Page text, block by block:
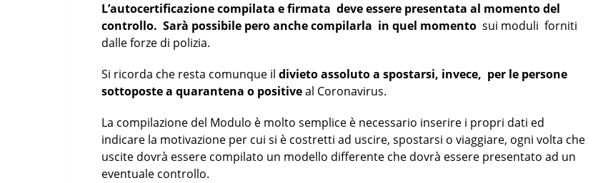
L’autocertificazione compilata e firmata deve essere presentata al momento del
controllo. Sarà possibile pero anche compilarla in quel momento sui moduli forniti
dalle forze di polizia.
Si ricorda che resta comunque il divieto assoluto a spostarsi, invece, per le persone
sottoposte a quarantena o positiveal Coronavirus.
La compilazione del Modulo è molto semplice è necessario inserire i propri dati ed
indicare la motivazione per cui si è costretti ad uscire, spostarsi o viaggiare, ogni volta che
uscite dovrà essere compilato un modello differente che dovrà essere presentato ad un
eventuale controllo.